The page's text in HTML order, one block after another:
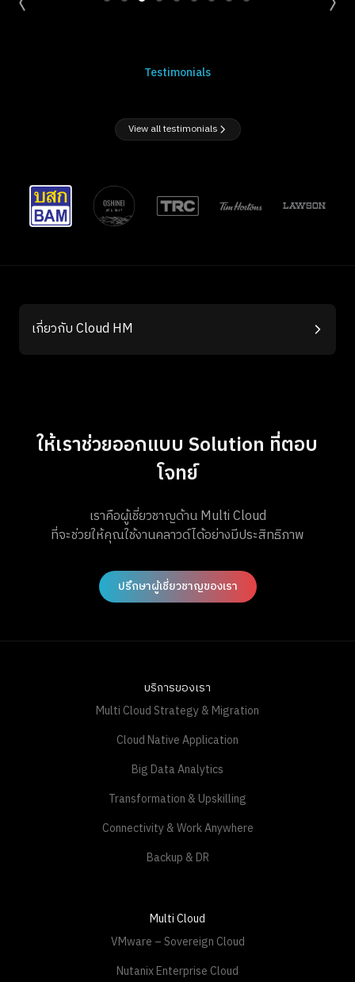
Testimonials
View all testimonials
เกี่ยวกับ Cloud HM
ให้เราช่วยออกแบบ Solution ที่ตอบ
โจทย์
เราคือผู้เชี่ยวชาญด้าน Multi Cloud
ที่จะช่วยให้คุณใช้งานคลาวด์ได้อย่างมีประสิทธิภาพ
ปรึกษาผู้เชี่ยวชาญของเรา
บริการของเรา
Multi Cloud Strategy & Migration
Cloud Native Application
Big Data Analytics
Transformation & Upskilling
Connectivity & Work Anywhere
Backup & DR
Multi Cloud
VMware – Sovereign Cloud
Nutanix Enterprise Cloud